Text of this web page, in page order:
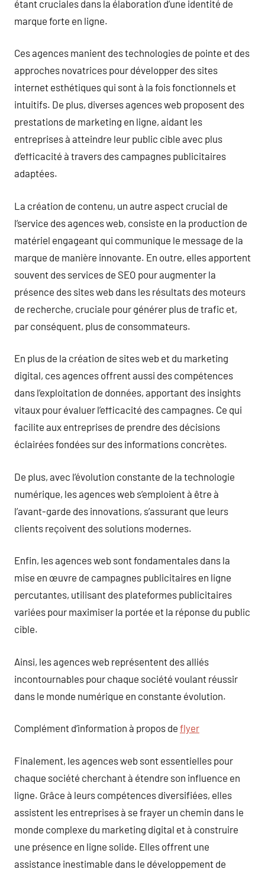
étant cruciales dans la élaboration d’une identité de
marque forte en ligne.
Ces agences manient des technologies de pointe et des
approches novatrices pour développer des sites
internet esthétiques qui sont à la fois fonctionnels et
intuitifs. De plus, diverses agences web proposent des
prestations de marketing en ligne, aidant les
entreprises à atteindre leur public cible avec plus
d’efficacité à travers des campagnes publicitaires
adaptées.
La création de contenu, un autre aspect crucial de
l’service des agences web, consiste en la production de
matériel engageant qui communique le message de la
marque de manière innovante. En outre, elles apportent
souvent des services de SEO pour augmenter la
présence des sites web dans les résultats des moteurs
de recherche, cruciale pour générer plus de trafic et,
par conséquent, plus de consommateurs.
En plus de la création de sites web et du marketing
digital, ces agences offrent aussi des compétences
dans l’exploitation de données, apportant des insights
vitaux pour évaluer l’efficacité des campagnes. Ce qui
facilite aux entreprises de prendre des décisions
éclairées fondées sur des informations concrètes.
De plus, avec l’évolution constante de la technologie
numérique, les agences web s’emploient à être à
l’avant-garde des innovations, s’assurant que leurs
clients reçoivent des solutions modernes.
Enfin, les agences web sont fondamentales dans la
mise en œuvre de campagnes publicitaires en ligne
percutantes, utilisant des plateformes publicitaires
variées pour maximiser la portée et la réponse du public
cible.
Ainsi, les agences web représentent des alliés
incontournables pour chaque société voulant réussir
dans le monde numérique en constante évolution.
Complément d’information à propos de flyer
Finalement, les agences web sont essentielles pour
chaque société cherchant à étendre son influence en
ligne. Grâce à leurs compétences diversifiées, elles
assistent les entreprises à se frayer un chemin dans le
monde complexe du marketing digital et à construire
une présence en ligne solide. Elles offrent une
assistance inestimable dans le développement de